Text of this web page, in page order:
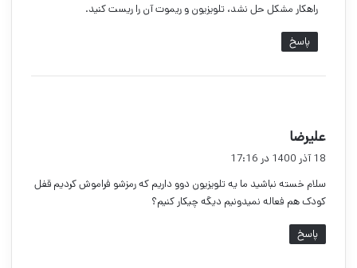
راهکار مشکل حل نشد، تلویزیون و ریموت آن را ریست کنید.
پاسخ
علیرضا
ف
:
18 آذر 1400 در 17:16
سلام خسته نباشید ما یه تلویزیون دوو داریم که رمزشو فراموش کردیم قفل
کودک هم فعاله نمیدونیم دیگه چیکار کنیم؟
پاسخ